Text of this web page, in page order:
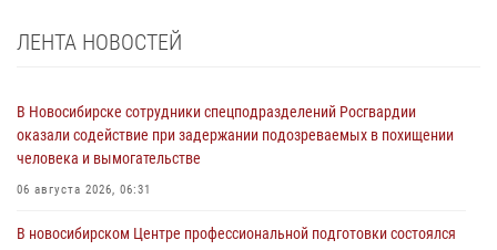
ЛЕНТА НОВОСТЕЙ
В Новосибирске сотрудники спецподразделений Росгвардии
оказали содействие при задержании подозреваемых в похищении
человека и вымогательстве
06 августа 2026, 06:31
В новосибирском Центре профессиональной подготовки состоялся